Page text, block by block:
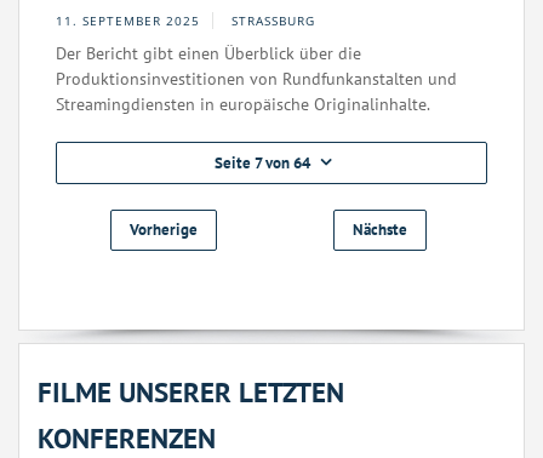
11. SEPTEMBER 2025 STRASSBURG
Der Bericht gibt einen Überblick über die
Produktionsinvestitionen von Rundfunkanstalten und
Streamingdiensten in europäische Originalinhalte.
Seite 7 von 64
Vorherige Nächste
FILME UNSERER LETZTEN
KONFERENZEN